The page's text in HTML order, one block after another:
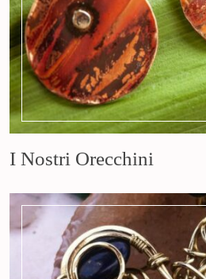
I Nostri Orecchini